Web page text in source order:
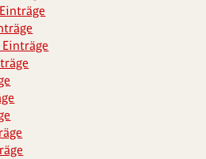
Einträge